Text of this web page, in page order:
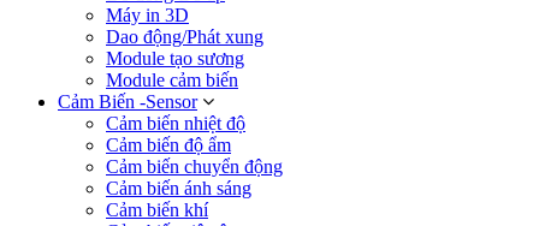
Máy in 3D
Dao động/Phát xung
Module tạo sương
Module cảm biến
Cảm Biến -Sensor
Cảm biến nhiệt độ
Cảm biến độ ẩm
Cảm biến chuyển động
Cảm biến ánh sáng
Cảm biến khí